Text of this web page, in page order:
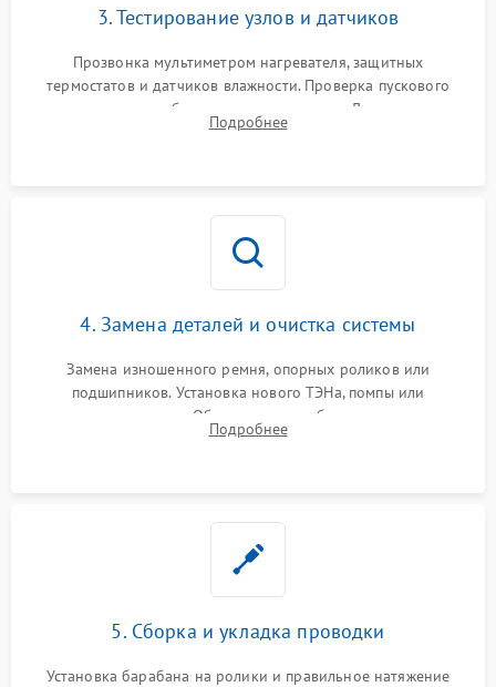
3. Тестирование узлов и датчиков
Прозвонка мультиметром нагревателя, защитных
термостатов и датчиков влажности. Проверка пускового
конденсатора, обмоток мотора и помпы. Для машин с
тепловым насосом — диагностика работы компрессора и
Подробнее
4. Замена деталей и очистка системы
Замена изношенного ремня, опорных роликов или
подшипников. Установка нового ТЭНа, помпы или
термодатчиков. Обязательная глубокая очистка
конденсатора, крыльчатки вентилятора и воздуховодов от
Подробнее
5. Сборка и укладка проводки
Установка барабана на ролики и правильное натяжение